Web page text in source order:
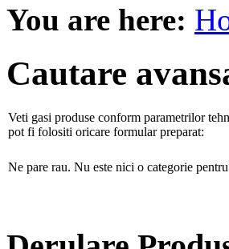
You are here:
Cautare
Veti gasi produse conform parametrilor
pot fi folositi oricare formular preparat:
Ne pare rau. Nu este nici o categorie